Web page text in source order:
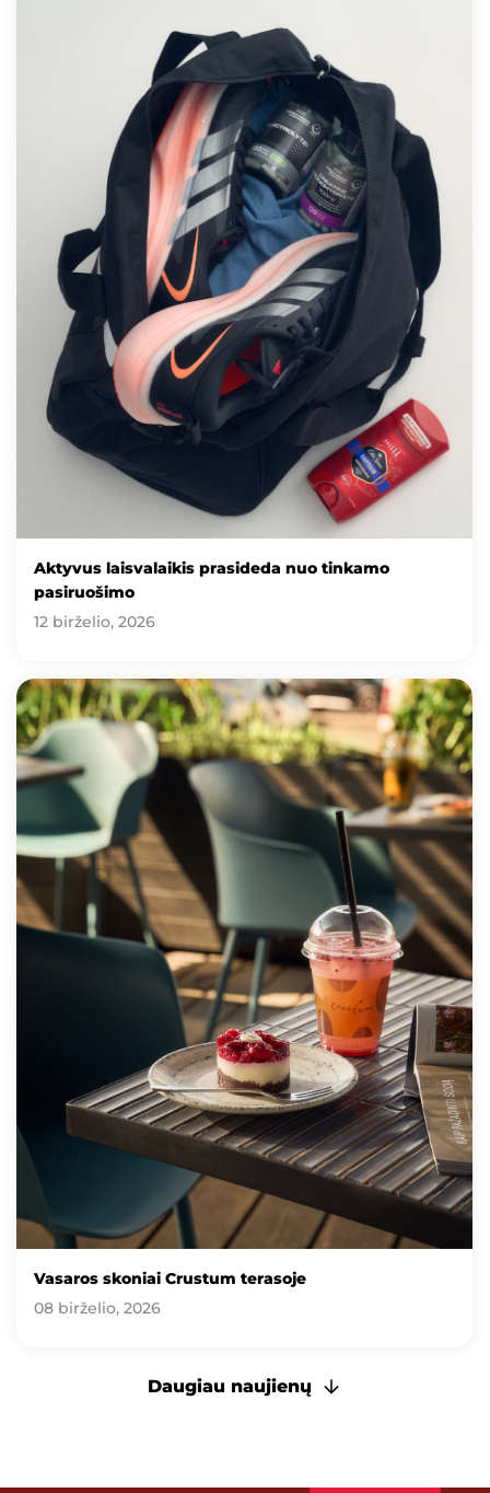
Aktyvus laisvalaikis prasideda nuo tinkamo
pasiruošimo
12 birželio, 2026
Vasaros skoniai Crustum terasoje
08 birželio, 2026
Daugiau naujienų